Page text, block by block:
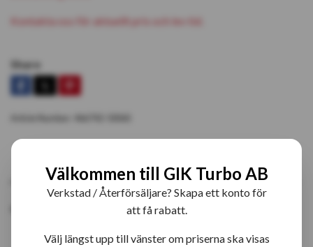
Kontakta oss för aktuellt pris och lev tid.
Share
466742-6 T04E10 Bytesturbo
Välkommen till GIK Turbo AB
Verkstad / Återförsäljare? Skapa ett konto för
att få rabatt.
Välj längst upp till vänster om priserna ska visas